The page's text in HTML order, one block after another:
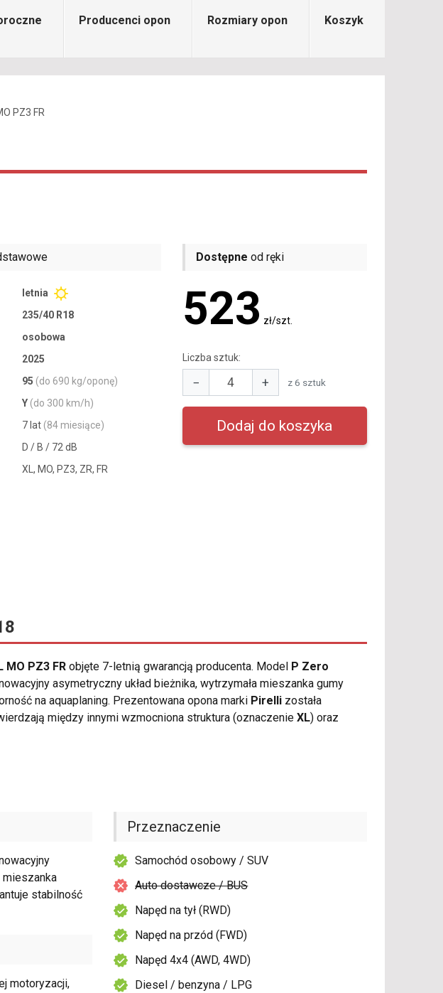
Producenci opon Rozmiary opon Koszyk
PZ3 FR
letnia
235/40 R18
osobowa
2025
95 (do 690 kg/oponę)
Y (do 300 km/h)
7 lat (84 miesiące)
D / B / 72 dB
XL, MO, PZ3, ZR, FR
Dostępne od ręki
523 zł/szt.
Liczba sztuk:
− + z 6 sztuk
MO PZ3 FR objęte 7-letnią gwarancją producenta. Model P Zero
asymetryczny układ bieżnika, wytrzymała mieszanka gumy
na aquaplaning. Prezentowana opona marki Pirelli została
między innymi wzmocniona struktura (oznaczenie XL) oraz
stabilność
motoryzacji,
Przeznaczenie
Samochód osobowy / SUV
Auto dostawcze / BUS
Napęd na tył (RWD)
Napęd na przód (FWD)
Napęd 4x4 (AWD, 4WD)
Diesel / benzyna / LPG